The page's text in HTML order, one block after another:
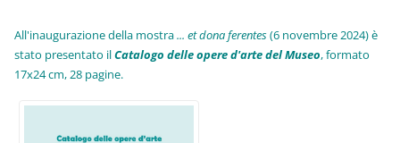
All'inaugurazione della mostra... et dona ferentes(6 novembre 2024) è
stato presentato ilCatalogo delle opere d'arte del Museo, formato
17x24 cm, 28 pagine.